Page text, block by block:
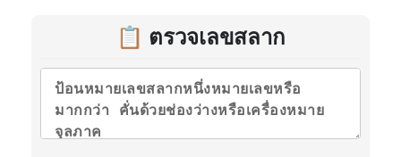
📋 ตรวจเลขสลาก